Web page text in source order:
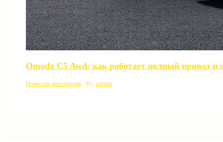
Omoda C5 Awd: как работает полный привод и
Новости автопрома / Byadmin